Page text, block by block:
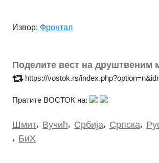
Извор: Фронтал
Поделите вест на друштвеним
https://vostok.rs/
Пратите ВОСТОК на:
Шмит, Вучић, Србија, Српска,
, БиХ